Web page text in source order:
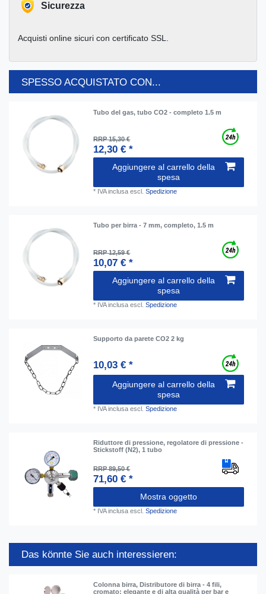
Sicurezza
Acquisti online sicuri con certificato SSL.
SPESSO ACQUISTATO CON...
Tubo del gas, tubo CO2 - completo 1.5 m
RRP 15,30 €
12,30 € *
Aggiungere al carrello della
spesa
* IVA inclusa escl.Spedizione
Tubo per birra - 7 mm, completo, 1.5 m
RRP 12,59 €
10,07 € *
Aggiungere al carrello della
spesa
* IVA inclusa escl.Spedizione
Supporto da parete CO2 2 kg
10,03 € *
Aggiungere al carrello della
spesa
* IVA inclusa escl.Spedizione
Riduttore di pressione, regolatore di pressione -
Stickstoff (N2), 1 tubo
RRP 89,50 €
71,60 € *
Mostra oggetto
* IVA inclusa escl.Spedizione
Das könnte Sie auch interessieren:
Colonna birra, Distributore di birra - 4 fili,
cromato: elegante e di alta qualità per bar e